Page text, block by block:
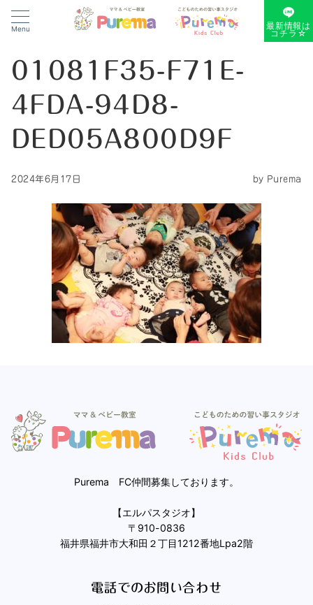
Menu 最新情報は
コチラ☆
01081F35-F71E-
4FDA-94D8-
DED05A800D9F
2024年6月17日 by Purema
Purema FC仲間募集しております。
【エルパスタジオ】
〒910-0836
福井県福井市大和田２丁目1212番地Lpa2階
電話でのお問い合わせ